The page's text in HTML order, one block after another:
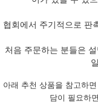
협회에서 주기적으로 판
처음 주문하는 분들은
아래 추천 상품을 참고하
담이 필요하